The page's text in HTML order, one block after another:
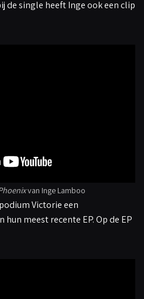
de single heeft Inge ook een clip
van Inge Lamboo
Victorie een
meest recente EP. Op de EP